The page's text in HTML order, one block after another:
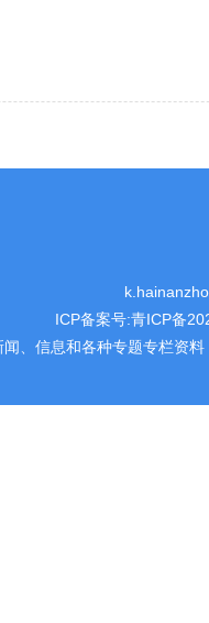
ICP备案号:青ICP备
、信息和各种专题专栏资